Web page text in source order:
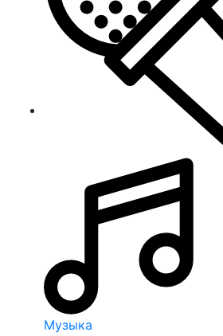
Музыка